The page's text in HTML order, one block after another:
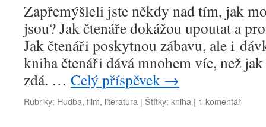
Zapřemýšleli jste někdy nad tím, jak
jsou? Jak čtenáře dokážou upoutat a
Jak čtenáři poskytnou zábavu, ale i
kniha čtenáři dává mnohem víc, než
zdá. … Celý příspěvek →
Rubriky: Hudba, film, literatura | Štítky: kniha | 1 komentář